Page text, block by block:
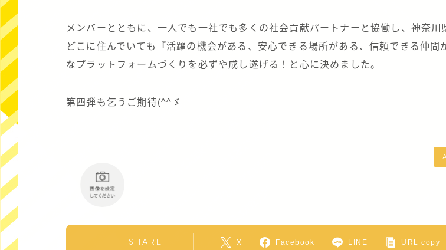
メンバーとともに、一人でも一社でも多くの社会貢献パートナーと協働し、神奈川
どこに住んでいても『活躍の機会がある、安心できる場所がある、信頼できる仲間
なプラットフォームづくりを必ずや成し遂げる！と心に決めました。
第四弾も乞うご期待(^^ゞ
SHARE X Facebook LINE URL copy